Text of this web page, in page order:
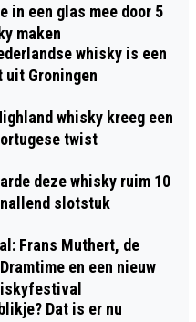
in een glas mee door 5
maken
whisky is een
Groningen
whisky kreeg een
twist
deze whisky ruim 10
slotstuk
Frans Muthert, de
en een nieuw
Dat is er nu